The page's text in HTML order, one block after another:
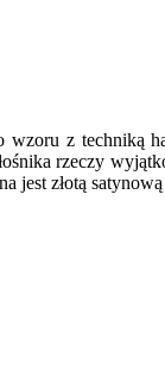
z techniką
rzeczy
jest złotą